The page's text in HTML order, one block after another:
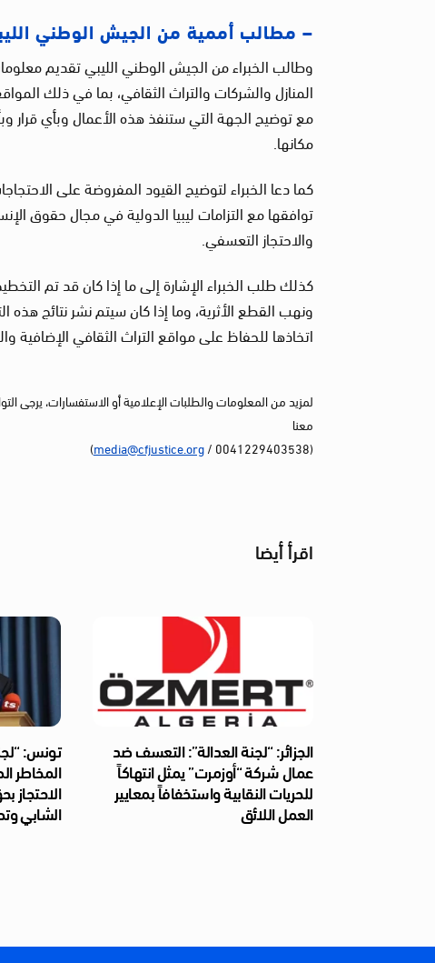
– مطالب أممية من الجيش الوطني
وطالب الخبراء من الجيش الوطني الليبي تقديم
المنازل والشركات والتراث الثقافي، بما في ذلك
مع توضيح الجهة التي ستنفذ هذه الأعمال وبأي قرار
مكانها.
كما دعا الخبراء لتوضيح القيود المفروضة على
توافقها مع التزامات ليبيا الدولية في مجال حقوق
والاحتجاز التعسفي.
كذلك طلب الخبراء الإشارة إلى ما إذا كان قد تم
ونهب القطع الأثرية، وما إذا كان سيتم نشر نتائج هذه
اتخاذها للحفاظ على مواقع التراث الثقافي الإضافية
لمزيد من المعلومات والطلبات الإعلامية أو الاستفسارات، يرجى
معنا
(0041229403538 /
media@cfjustice.org
)
اقرأ أيضا
الجزائر: “لجنة العدالة”: التعسف ضد
عمال شركة “أوزمرت” يمثل انتهاكاً
للحريات النقابية واستخفافاً بمعايير
العمل اللائق
تونس:
المخاطر
الشابي